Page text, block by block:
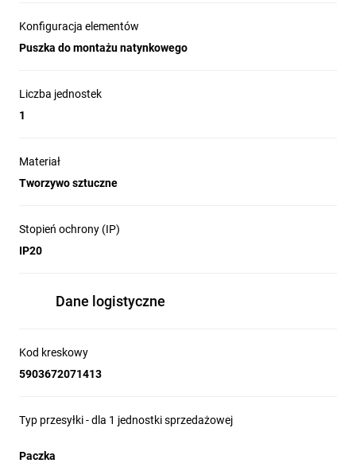
Konfiguracja elementów
Puszka do montażu natynkowego
Liczba jednostek
1
Materiał
Tworzywo sztuczne
Stopień ochrony (IP)
IP20
Dane logistyczne
Kod kreskowy
5903672071413
Typ przesyłki - dla 1 jednostki sprzedażowej
Paczka